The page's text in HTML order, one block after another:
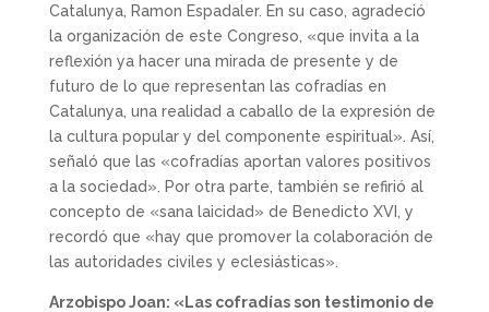
Catalunya, Ramon Espadaler. En su caso, agradeció
la organización de este Congreso, «que invita a la
reflexión ya hacer una mirada de presente y de
futuro de lo que representan las cofradías en
Catalunya, una realidad a caballo de la expresión de
la cultura popular y del componente espiritual». Así,
señaló que las «cofradías aportan valores positivos
a la sociedad». Por otra parte, también se refirió al
concepto de «sana laicidad» de Benedicto XVI, y
recordó que «hay que promover la colaboración de
las autoridades civiles y eclesiásticas».
Arzobispo Joan: «Las cofradías son testimonio de